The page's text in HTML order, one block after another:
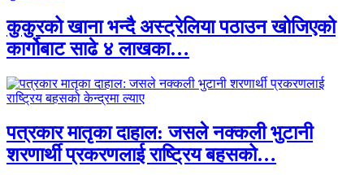
कुकुरको खाना भन्दै अस्ट्रेलिया पठाउन खोजिएको
कार्गोबाट साढे ४ लाखका…
पत्रकार मातृका दाहाल: जसले नक्कली भुटानी
शरणार्थी प्रकरणलाई राष्ट्रिय बहसको…